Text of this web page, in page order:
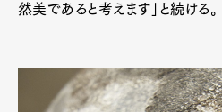
然美であると考えます」と続ける。